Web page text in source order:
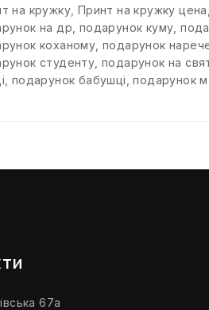
на кружку Принт на кружку цена
на др подарунок куму ,
коханому ,подарунок
студенту ,подарунок на
подарунок бабушці ,подарунок
67а